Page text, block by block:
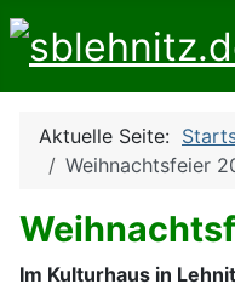
Aktuelle Seite:
Weihnachtsfeier
Im Kulturhaus in